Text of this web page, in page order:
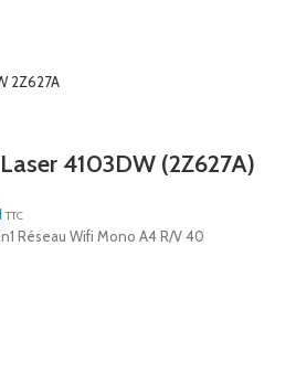
4103DW (2Z627A)
TTC
Réseau Wifi Mono A4 R/V 40